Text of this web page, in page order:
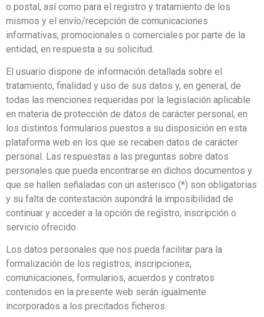
o postal, así como para el registro y tratamiento de los
mismos y el envío/recepción de comunicaciones
informativas, promocionales o comerciales por parte de la
entidad, en respuesta a su solicitud.
El usuario dispone de información detallada sobre el
tratamiento, finalidad y uso de sus datos y, en general, de
todas las menciones requeridas por la legislación aplicable
en materia de protección de datos de carácter personal, en
los distintos formularios puestos a su disposición en esta
plataforma web en los que se recaben datos de carácter
personal. Las respuestas a las preguntas sobre datos
personales que pueda encontrarse en dichos documentos y
que se hallen señaladas con un asterisco (*) son obligatorias
y su falta de contestación supondrá la imposibilidad de
continuar y acceder a la opción de registro, inscripción o
servicio ofrecido.
Los datos personales que nos pueda facilitar para la
formalización de los registros, inscripciones,
comunicaciones, formularios, acuerdos y contratos
contenidos en la presente web serán igualmente
incorporados a los precitados ficheros.